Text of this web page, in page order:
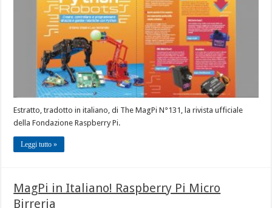
Estratto, tradotto in italiano, di The MagPi N°131, la rivista ufficiale
della Fondazione Raspberry Pi.
Leggi tutto »
MagPi in Italiano! Raspberry Pi Micro
Birreria